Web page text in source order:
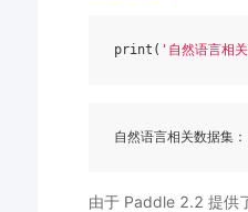
print ( '自然语言相
自然语言相关数据集
由于 Paddle 2.2 提供